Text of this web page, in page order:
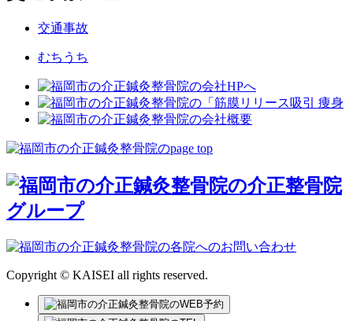
交通事故
むちうち
Copyright © KAISEI all rights reserved.